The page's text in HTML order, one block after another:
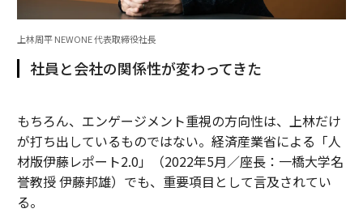
上林周平 NEWONE 代表取締役社長
社員と会社の関係性が変わってきた
もちろん、エンゲージメント重視の方向性は、上林だけ
が打ち出しているものではない。経済産業省による「人
材版伊藤レポート2.0」（2022年5月／座長：一橋大学名
誉教授 伊藤邦雄）でも、重要項目として言及されてい
る。